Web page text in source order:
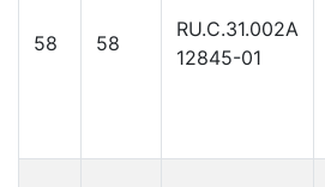
58 58
RU.C.31.002A
12845-01